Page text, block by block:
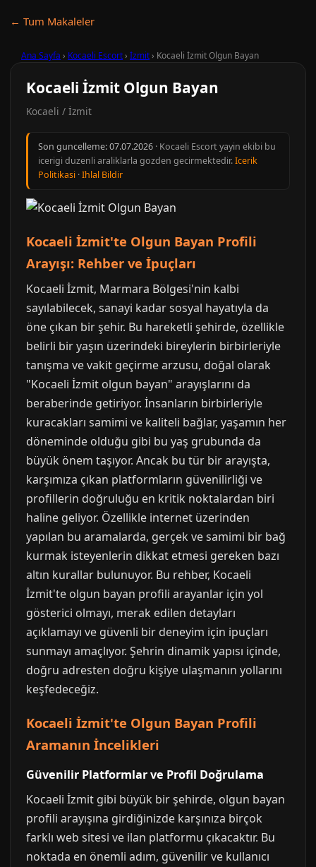
← Tum Makaleler
Ana Sayfa › Kocaeli Escort› İzmit› Kocaeli İzmit Olgun Bayan
Kocaeli İzmit Olgun Bayan
Kocaeli / İzmit
Son guncelleme:07.07.2026 · Kocaeli Escort yayin ekibi bu
icerigi duzenli araliklarla gozden gecirmektedir.Icerik
Politikasi ·Ihlal Bildir
Kocaeli İzmit'te Olgun Bayan Profili
Arayışı: Rehber ve İpuçları
Kocaeli İzmit, Marmara Bölgesi'nin kalbi
sayılabilecek, sanayi kadar sosyal hayatıyla da
öne çıkan bir şehir. Bu hareketli şehirde, özellikle
belirli bir yaşın üzerindeki bireylerin birbirleriyle
tanışma ve vakit geçirme arzusu, doğal olarak
"Kocaeli İzmit olgun bayan" arayışlarını da
beraberinde getiriyor. İnsanların birbirleriyle
kuracakları samimi ve kaliteli bağlar, yaşamın her
döneminde olduğu gibi bu yaş grubunda da
büyük önem taşıyor. Ancak bu tür bir arayışta,
karşımıza çıkan platformların güvenilirliği ve
profillerin doğruluğu en kritik noktalardan biri
haline geliyor. Özellikle internet üzerinden
yapılan bu aramalarda, gerçek ve samimi bir bağ
kurmak isteyenlerin dikkat etmesi gereken bazı
altın kurallar bulunuyor. Bu rehber, Kocaeli
İzmit'te olgun bayan profili arayanlar için yol
gösterici olmayı, merak edilen detayları
açıklamayı ve güvenli bir deneyim için ipuçları
sunmayı amaçlıyor. Şehrin dinamik yapısı içinde,
doğru adresten doğru kişiye ulaşmanın yollarını
keşfedeceğiz.
Kocaeli İzmit'te Olgun Bayan Profili
Aramanın İncelikleri
Güvenilir Platformlar ve Profil Doğrulama
Kocaeli İzmit gibi büyük bir şehirde, olgun bayan
profili arayışına girdiğinizde karşınıza birçok
farklı web sitesi ve ilan platformu çıkacaktır. Bu
noktada en önemli adım, güvenilir ve kullanıcı